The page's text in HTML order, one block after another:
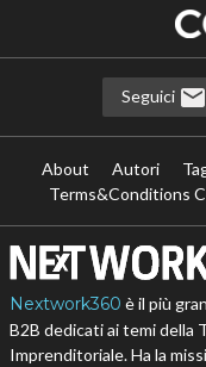
Seguici
About Autori
Terms&Conditions
Nextwork360 è il più
B2B dedicati ai temi della
Imprenditoriale. Ha la